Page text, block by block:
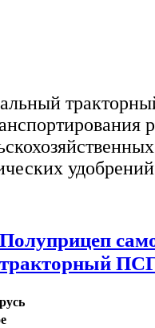
Полуприцеп
тракторный